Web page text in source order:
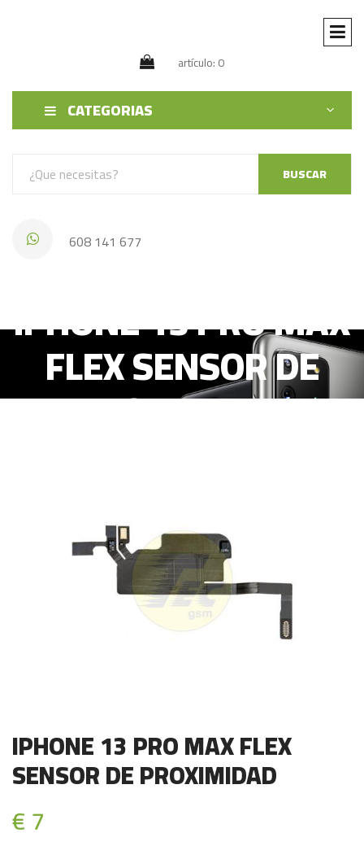
artículo: 0
CATEGORIAS
BUSCAR
608 141 677
IPHONE 13 PRO MAX
FLEX SENSOR DE
PROXIMIDAD
IPHONE 13 PRO MAX FLEX
SENSOR DE PROXIMIDAD
€ 7